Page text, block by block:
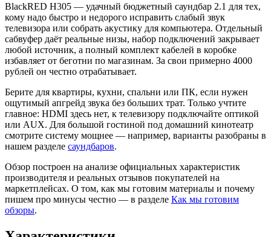
BlackRED H305 — удачный бюджетный саундбар 2.1 для тех,
кому надо быстро и недорого исправить слабый звук
телевизора или собрать акустику для компьютера. Отдельный
сабвуфер даёт реальные низы, набор подключений закрывает
любой источник, а полный комплект кабелей в коробке
избавляет от беготни по магазинам. За свои примерно 4000
рублей он честно отрабатывает.
Берите для квартиры, кухни, спальни или ПК, если нужен
ощутимый апгрейд звука без больших трат. Только учтите
главное: HDMI здесь нет, к телевизору подключайте оптикой
или AUX. Для большой гостиной под домашний кинотеатр
смотрите систему мощнее — например, варианты разобраны в
нашем разделе саундбаров.
Обзор построен на анализе официальных характеристик
производителя и реальных отзывов покупателей на
маркетплейсах. О том, как мы готовим материалы и почему
пишем про минусы честно — в разделе Как мы готовим
обзоры.